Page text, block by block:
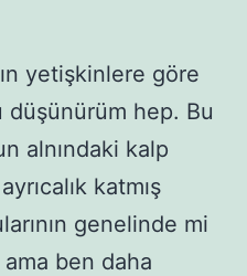
yetişkinlere göre
hep. Bu
alnındaki kalp
katmış
genelinde mi
ben daha